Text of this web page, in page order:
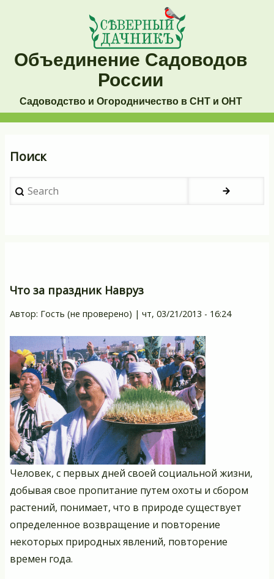
содержанию
Объединение Садоводов
России
Садоводство и Огородничество в СНТ и ОНТ
навигация
Поиск
Search
Что за праздник Навруз
Автор: Гость (не проверено) | чт, 03/21/2013 - 16:24
Человек, с первых дней своей социальной жизни,
добывая свое пропитание путем охоты и сбором
растений, понимает, что в природе существует
определенное возвращение и повторение
некоторых природных явлений, повторение
времен года.